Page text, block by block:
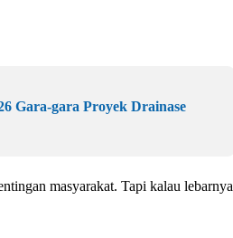
Gara-gara Proyek Drainase
masyarakat. Tapi kalau lebarnya